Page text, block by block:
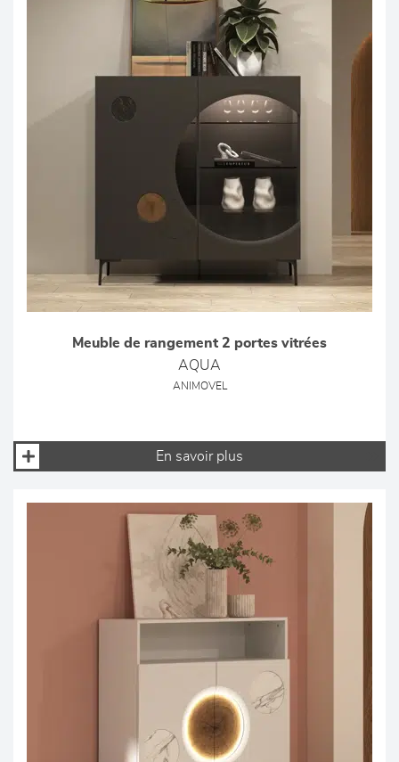
Meuble de rangement 2 portes vitrées
AQUA
ANIMOVEL
En savoir plus